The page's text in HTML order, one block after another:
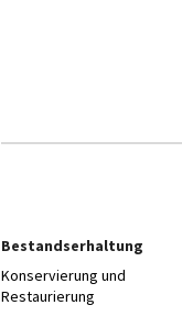
Bestandserhaltung
Konservierung und
Restaurierung